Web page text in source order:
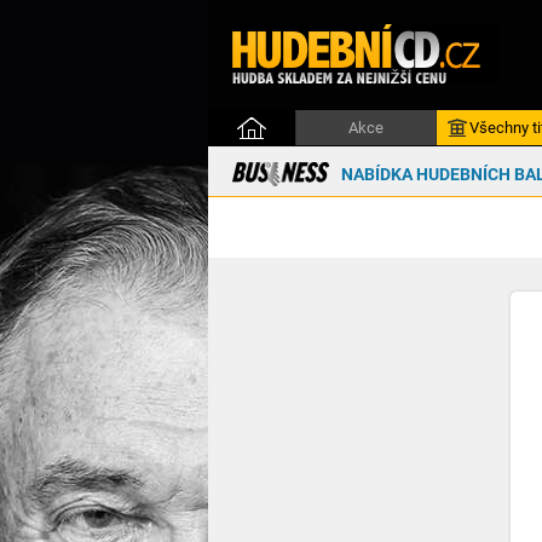
Akce Všechny
NABÍDKA HUDEBNÍCH